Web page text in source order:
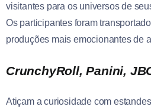
visitantes para os universos de
Os participantes foram
produções mais emocionantes de
CrunchyRoll, Panini,
Atiçam a curiosidade com